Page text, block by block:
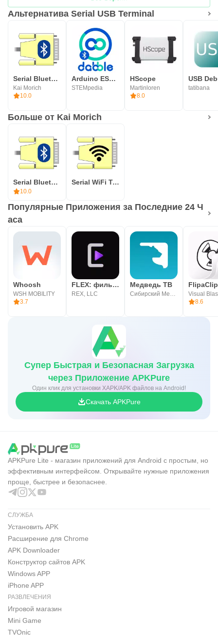
Альтернатива Serial USB Terminal
Serial Bluetooth Terminal
Kai Morich
10.0
Arduino ESP Bluetooth - Dabble
STEMpedia
HScope
Martinloren
8.0
USB
tatibana
Больше от Kai Morich
Serial Bluetooth Terminal
10.0
Serial WiFi Terminal
Популярные Приложения за Последние 24 Ч
аса
Whoosh
WSH MOBILITY
3.7
FLEX: фильмы и сериалы
REX, LLC
Медведь ТВ
8.6
Супер Быстрая и Безопасная Загрузка
через Приложение APKPure
Один клик для установки XAPK/APK файлов на Android!
Скачать APKPure
APKPure Lite - магазин приложений для Android с простым, но
эффективным интерфейсом. Открывайте нужные приложения
проще, быстрее и безопаснее.
СЛУЖБА
Установить APK
Расширение для Chrome
APK Downloader
Конструктор сайтов APK
Windows APP
iPhone APP
РАЗВЛЕЧЕНИЯ
Игровой магазин
Mini Game
TVOnic